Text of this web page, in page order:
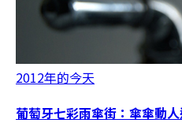
2012年的今天
葡萄牙七彩雨傘街：傘傘動人